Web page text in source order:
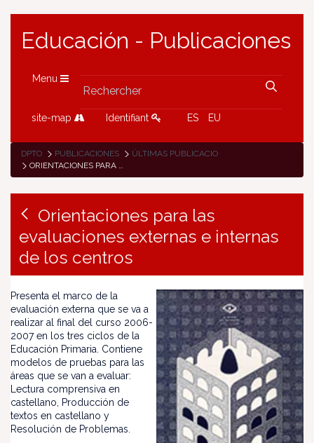
Educación - Publicaciones
Menu
site-map Identifiant ES EU
DPTO PUBLICACIONES
ÚLTIMAS PUBLICACIONES
ORIENTACIONES PARA LAS EVALUACIONES EXTERNAS E INTERNAS DE LOS CENTROS
Orientaciones para las
evaluaciones externas e internas
de los centros
Presenta el marco de la
evaluación externa que se va a
realizar al final del curso 2006-
2007 en los tres ciclos de la
Educación Primaria. Contiene
modelos de pruebas para las
áreas que se van a evaluar:
Lectura comprensiva en
castellano, Producción de
textos en castellano y
Resolución de Problemas.